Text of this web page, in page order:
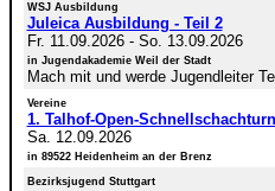
WSJ Ausbildung
Juleica Ausbildung - Teil 2
Fr. 11.09.2026- So. 13.09.2026
in Jugendakademie Weil der Stadt
Mach mit und werde Jugendleiter
Vereine
1. Talhof-Open-
Sa. 12.09.2026
in 89522 Heidenheim an der Brenz
Bezirksjugend Stuttgart